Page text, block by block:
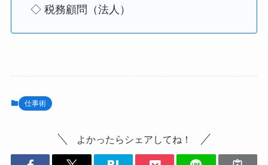
◇ 税務顧問（法人）
仕事術
よかったらシェアしてね！